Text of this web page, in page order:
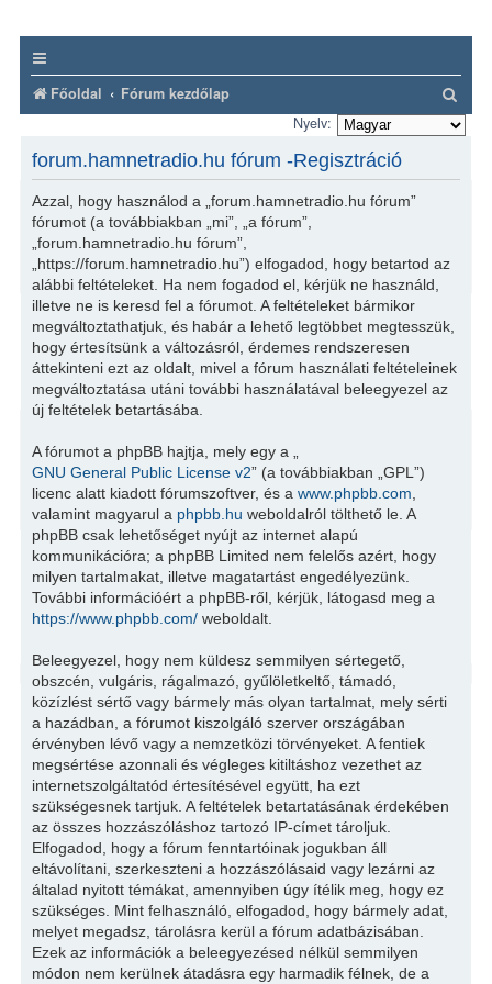
Főoldal Fórum kezdőlap
e
e
Nyelv:
forum.hamnetradio.hu fórum -Regisztráció
Azzal, hogy használod a „forum.hamnetradio.hu fórum”
fórumot (a továbbiakban „mi”, „a fórum”,
„forum.hamnetradio.hu fórum”,
„https://forum.hamnetradio.hu”) elfogadod, hogy betartod az
alábbi feltételeket. Ha nem fogadod el, kérjük ne használd,
illetve ne is keresd fel a fórumot. A feltételeket bármikor
megváltoztathatjuk, és habár a lehető legtöbbet megtesszük,
hogy értesítsünk a változásról, érdemes rendszeresen
áttekinteni ezt az oldalt, mivel a fórum használati feltételeinek
megváltoztatása utáni további használatával beleegyezel az
új feltételek betartásába.
A fórumot a phpBB hajtja, mely egy a „
GNU General Public License v2” (a továbbiakban „GPL”)
licenc alatt kiadott fórumszoftver, és awww.phpbb.com
valamint magyarul a phpbb.hu weboldalról tölthető le. A
phpBB csak lehetőséget nyújt az internet alapú
kommunikációra; a phpBB Limited nem felelős azért, hogy
milyen tartalmakat, illetve magatartást engedélyezünk.
További információért a phpBB-ről, kérjük, látogasd meg a
https://www.phpbb.com/ weboldalt.
Beleegyezel, hogy nem küldesz semmilyen sértegető,
obszcén, vulgáris, rágalmazó, gyűlöletkeltő, támadó,
közízlést sértő vagy bármely más olyan tartalmat, mely sérti
a hazádban, a fórumot kiszolgáló szerver országában
érvényben lévő vagy a nemzetközi törvényeket. A fentiek
megsértése azonnali és végleges kitiltáshoz vezethet az
internetszolgáltatód értesítésével együtt, ha ezt
szükségesnek tartjuk. A feltételek betartatásának érdekében
az összes hozzászóláshoz tartozó IP-címet tároljuk.
Elfogadod, hogy a fórum fenntartóinak jogukban áll
eltávolítani, szerkeszteni a hozzászólásaid vagy lezárni az
általad nyitott témákat, amennyiben úgy ítélik meg, hogy ez
szükséges. Mint felhasználó, elfogadod, hogy bármely adat,
melyet megadsz, tárolásra kerül a fórum adatbázisában.
Ezek az információk a beleegyezésed nélkül semmilyen
módon nem kerülnek átadásra egy harmadik félnek, de a